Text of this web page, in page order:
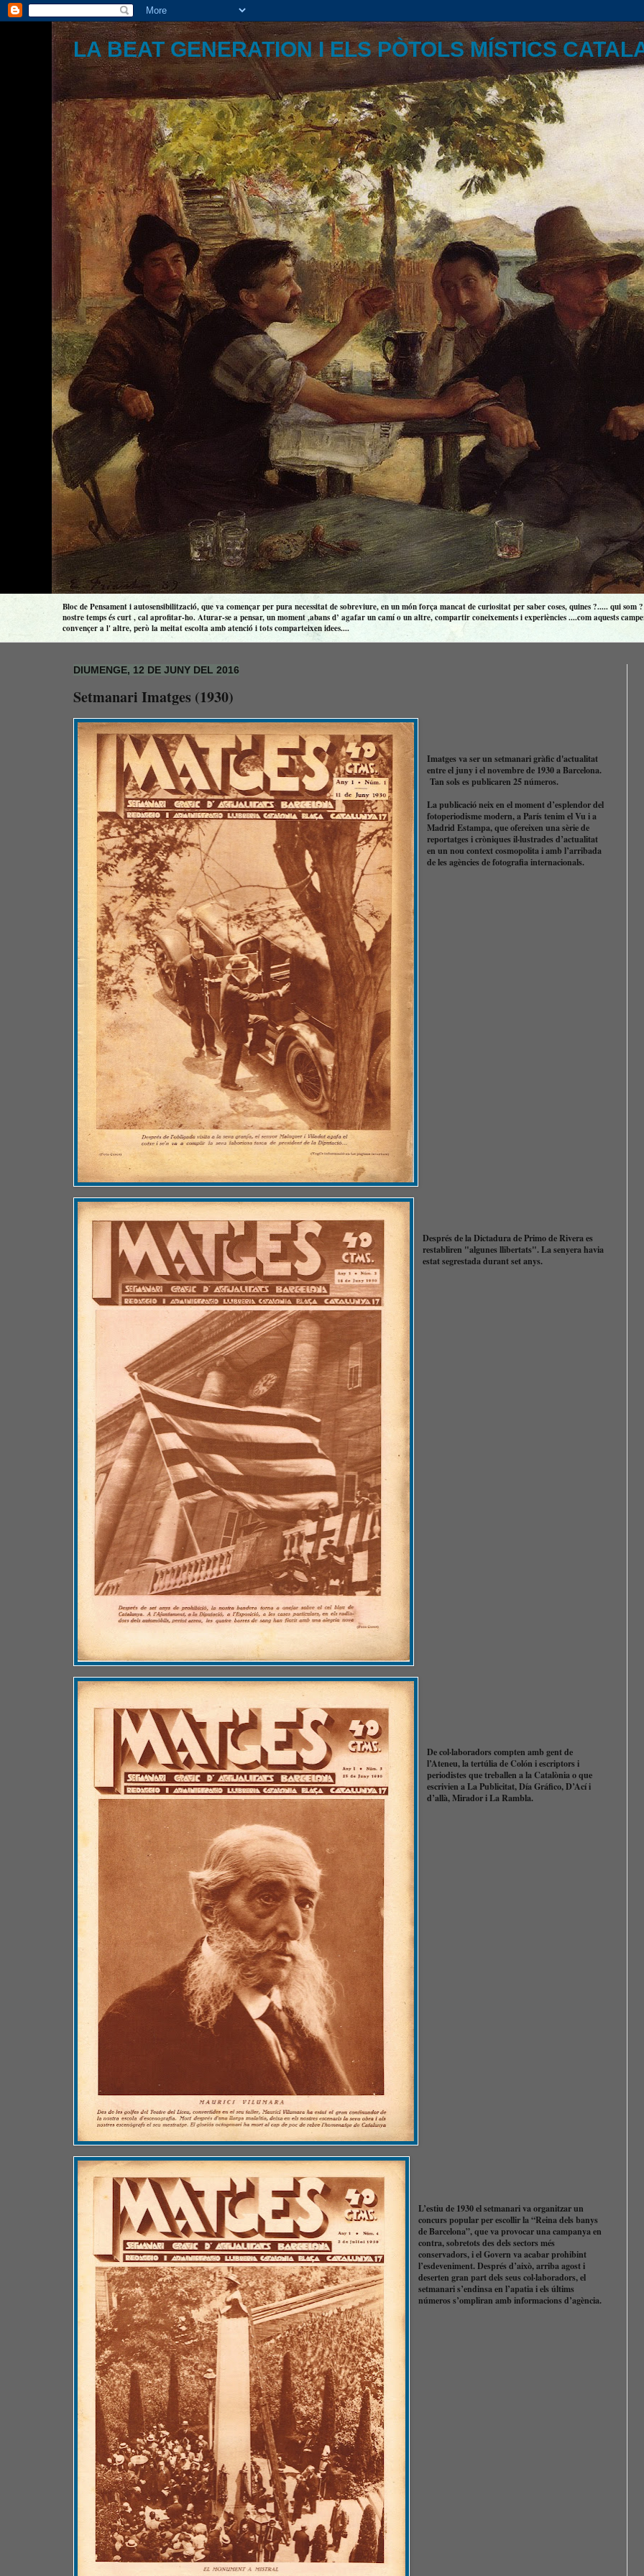
LA BEAT GENERATION I ELS PÒTOLS MÍSTICS
Bloc de Pensament i autosensibilització, que va començar per pura necessitat de sobreviure, en un món força mancat de curiositat per saber coses, quines ?..... qui
nostre temps és curt , cal aprofitar-ho. Aturar-se a pensar, un moment ,abans d’ agafar un camí o un altre, compartir coneixements i experiències ....com aquests
convençer a l' altre, però la meitat escolta amb atenció i tots comparteixen idees....
DIUMENGE, 12 DE JUNY DEL 2016
Setmanari Imatges (1930)
Imatges va ser un setmanari gràfic d'actualitat
entre el juny i el novembre de 1930 a Barcelona.
Tan sols es publicaren 25 números.
La publicació neix en el moment d’esplendor del
fotoperiodisme modern, a París tenim el Vu i a
Madrid Estampa, que ofereixen una sèrie de
reportatges i cròniques il·lustrades d’actualitat
en un nou context cosmopolita i amb l’arribada
de les agències de fotografia internacionals.
Després de la Dictadura de Primo de Rivera es
restabliren "algunes llibertats". La senyera havia
estat segrestada durant set anys.
De col·laboradors compten amb gent de
l’Ateneu, la tertúlia de Colón i escriptors i
periodistes que treballen a la Catalònia o que
escrivien a La Publicitat, Día Gráfico, D’Ací i
d’allà, Mirador i La Rambla.
L’estiu de 1930 el setmanari va organitzar un
concurs popular per escollir la “Reina dels banys
de Barcelona”, que va provocar una campanya en
contra, sobretots des dels sectors més
conservadors, i el Govern va acabar prohibint
l’esdeveniment. Després d’això, arriba agost i
deserten gran part dels seus col·laboradors, el
setmanari s’endinsa en l’apatia i els últims
números s’ompliran amb informacions d’agència.